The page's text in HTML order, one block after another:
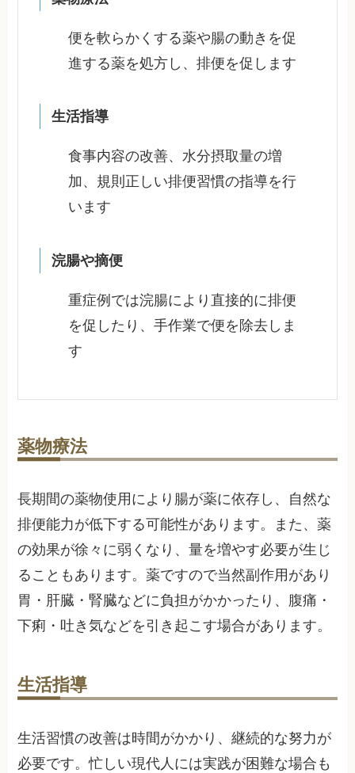
便を軟らかくする薬や腸の動きを促
進する薬を処方し、排便を促します
生活指導
食事内容の改善、水分摂取量の増
加、規則正しい排便習慣の指導を行
います
浣腸や摘便
重症例では浣腸により直接的に排便
を促したり、手作業で便を除去しま
す
薬物療法
長期間の薬物使用により腸が薬に依存し、自然な
排便能力が低下する可能性があります。また、薬
の効果が徐々に弱くなり、量を増やす必要が生じ
ることもあります。薬ですので当然副作用があり
胃・肝臓・腎臓などに負担がかかったり、腹痛・
下痢・吐き気などを引き起こす場合があります。
生活指導
生活習慣の改善は時間がかかり、継続的な努力が
必要です。忙しい現代人には実践が困難な場合も